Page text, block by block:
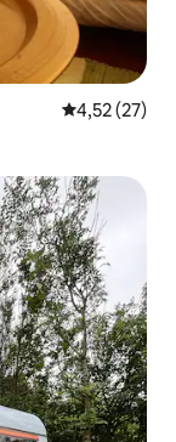
Évaluation
4,52 (27)